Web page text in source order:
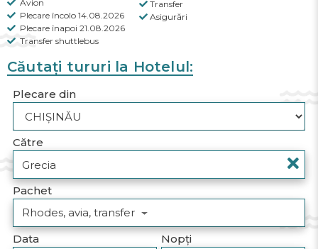
Transfer
Asigurări
Avion
Plecare încolo 14.08.2026
Plecare înapoi 21.08.2026
Transfer shuttlebus
Căutați tururi la Hotelul:
Plecare din
Către
Pachet
Rhodes, avia, transfer
Data
Nopți